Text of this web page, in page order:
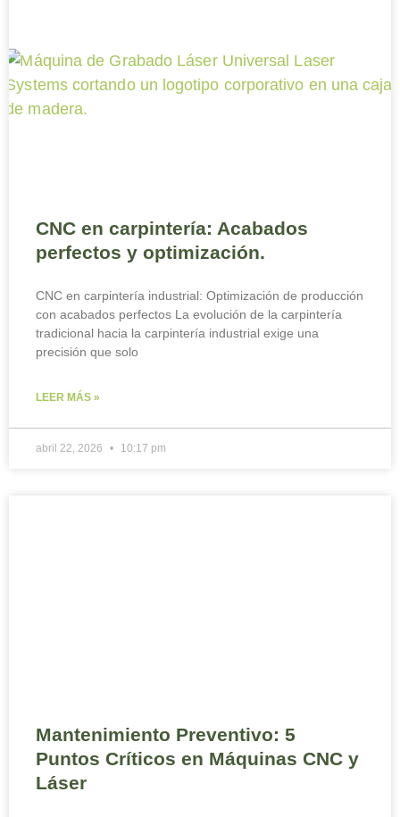
CNC en carpintería: Acabados
perfectos y optimización.
CNC en carpintería industrial: Optimización de producción
con acabados perfectos La evolución de la carpintería
tradicional hacia la carpintería industrial exige una
precisión que solo
LEER MÁS »
abril 22, 2026 10:17 pm
Mantenimiento Preventivo: 5
Puntos Críticos en Máquinas CNC y
Láser